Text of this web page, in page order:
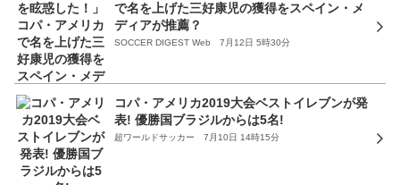
で名を上げた三好康児の獲得をスペイン・メ
ディアが推薦？
SOCCER DIGEST Web 7月12日 5時30分
コパ・アメリカ2019大会ベストイレブンが発
表! 優勝国ブラジルからは5名!
超ワールドサッカー 7月10日 14時15分